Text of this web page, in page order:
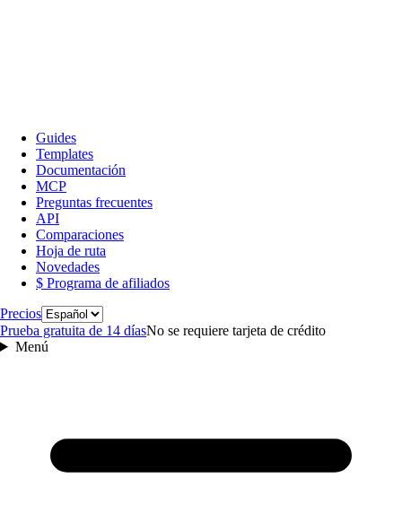
Guides
Templates
Documentación
MCP
Preguntas frecuentes
API
Comparaciones
Hoja de ruta
Novedades
$ Programa de afiliados
PreciosIdioma
Prueba gratuita de 14 díasNo se requiere tarjeta de crédito
Menú